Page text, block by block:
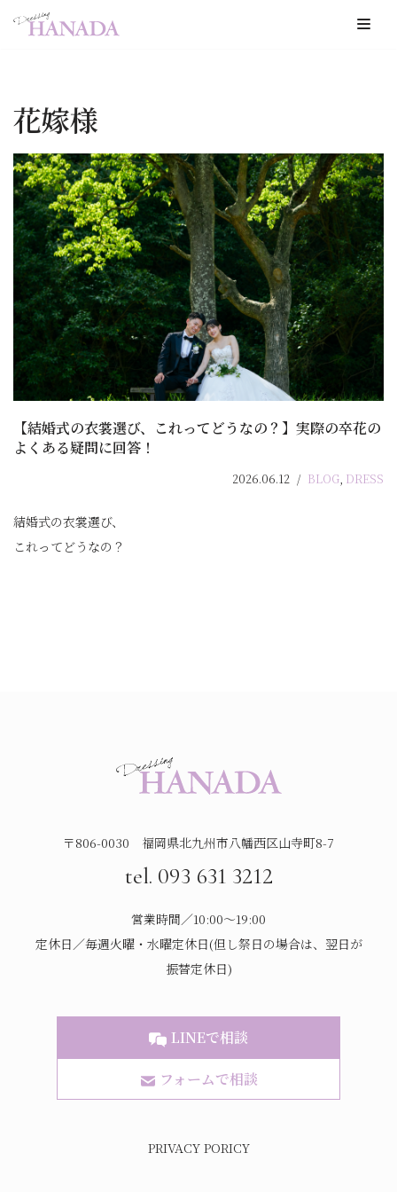
ン
ツ
へ
ス
キ
ッ
プ
花嫁様
【結婚式の衣裳選び、これってどうなの？】実際の卒花の
よくある疑問に回答！
2026.06.12 BLOG DRESS
結婚式の衣裳選び、
これってどうなの？
〒806-0030 福岡県北九州市八幡西区山寺町8-7
tel. 093 631 3212
営業時間／10:00～19:00
定休日／毎週火曜・水曜定休日(但し祭日の場合は、翌日が
振替定休日)
LINEで相談
フォームで相談
PRIVACY PORICY